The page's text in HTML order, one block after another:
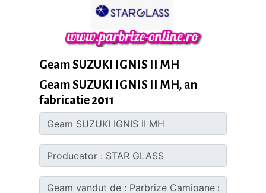
Geam SUZUKI IGNIS II MH
Geam SUZUKI IGNIS II MH, an
fabricatie 2011